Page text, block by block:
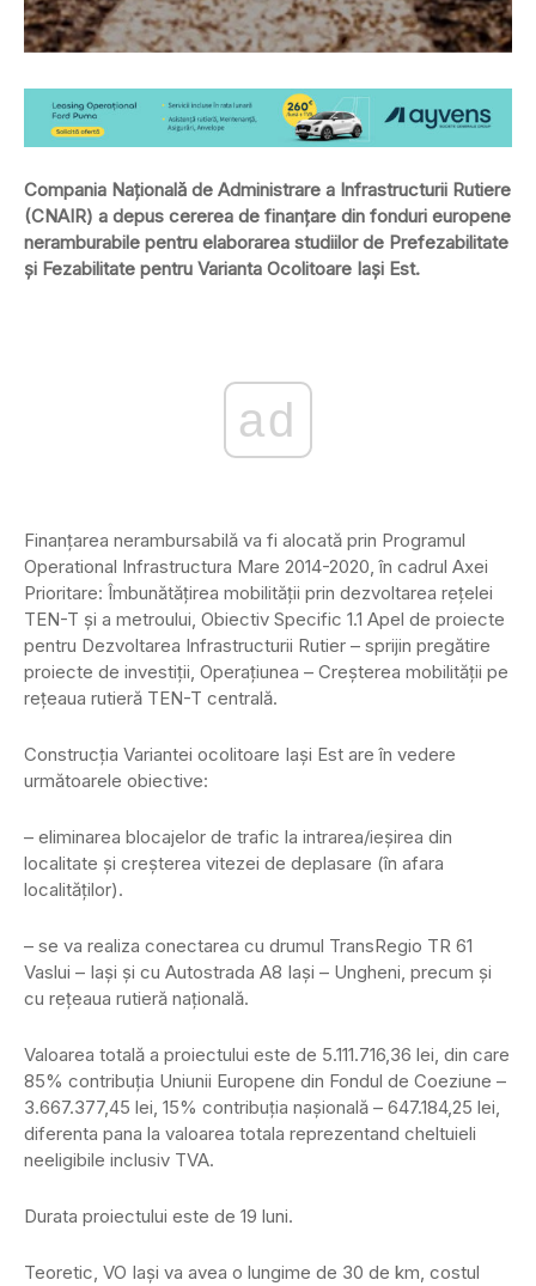
Compania Națională de Administrare a Infrastructurii Rutiere
(CNAIR) a depus cererea de finanțare din fonduri europene
neramburabile pentru elaborarea studiilor de Prefezabilitate
și Fezabilitate pentru Varianta Ocolitoare Iași Est.
ad
Finanțarea nerambursabilă va fi alocată prin Programul
Operational Infrastructura Mare 2014-2020, în cadrul Axei
Prioritare: Îmbunătățirea mobilității prin dezvoltarea rețelei
TEN-T și a metroului, Obiectiv Specific 1.1 Apel de proiecte
pentru Dezvoltarea Infrastructurii Rutier – sprijin pregătire
proiecte de investiții, Operațiunea – Creșterea mobilității pe
rețeaua rutieră TEN-T centrală.
Construcția Variantei ocolitoare Iași Est are în vedere
următoarele obiective:
– eliminarea blocajelor de trafic la intrarea/ieșirea din
localitate și creșterea vitezei de deplasare (în afara
localităților).
– se va realiza conectarea cu drumul TransRegio TR 61
Vaslui – Iași și cu Autostrada A8 Iași – Ungheni, precum și
cu rețeaua rutieră națională.
Valoarea totală a proiectului este de 5.111.716,36 lei, din care
85% contribuția Uniunii Europene din Fondul de Coeziune –
3.667.377,45 lei, 15% contribuția nașională – 647.184,25 lei,
diferenta pana la valoarea totala reprezentand cheltuieli
neeligibile inclusiv TVA.
Durata proiectului este de 19 luni.
Teoretic, VO Iași va avea o lungime de 30 de km, costul